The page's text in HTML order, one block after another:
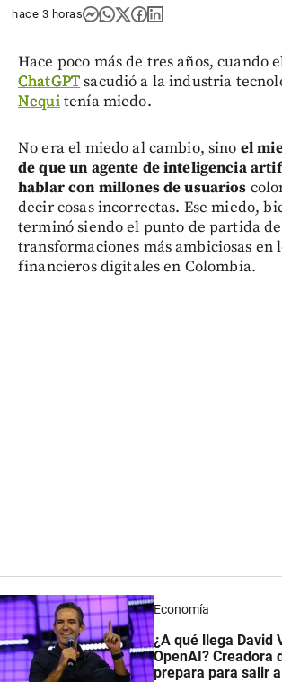
hace 3 horas
Hace poco más de tres años, cuando
ChatGPTsacudió a la industria
Nequitenía miedo.
No era el miedo al cambio, sino el
de que un agente de inteligencia
hablar con millones de usuarios
decir cosas incorrectas. Ese miedo,
terminó siendo el punto de partida
transformaciones más ambiciosas en
financieros digitales en Colombia.
Economía
¿A qué llega David
OpenAI? Creadora
prepara para salir